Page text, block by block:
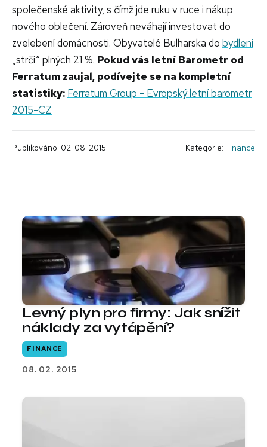
společenské aktivity, s čímž jde ruku v ruce i nákup
nového oblečení. Zároveň neváhají investovat do
zvelebení domácnosti. Obyvatelé Bulharska do bydlení
„strčí“ plných 21 %. Pokud vás letní Barometr od
Ferratum zaujal, podívejte se na kompletní
statistiky: Ferratum Group - Evropský letní barometr
2015-CZ
Publikováno: 02. 08. 2015 Kategorie: Finance
Levný plyn pro firmy: Jak snížit
náklady za vytápění?
FINANCE
08. 02. 2015